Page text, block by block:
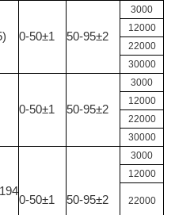
0-50±1 50-95±2
3000
12000
22000
30000
0-50±1 50-95±2
3000
12000
22000
30000
0-50±1 50-95±2
3000
12000
22000